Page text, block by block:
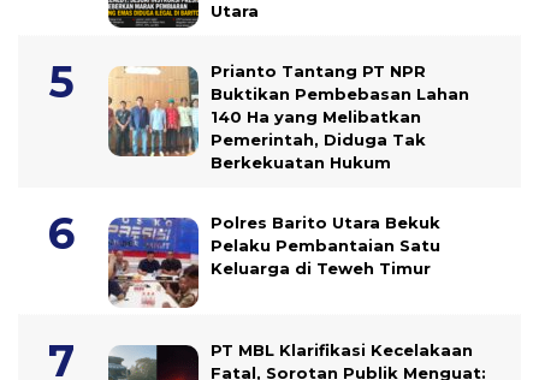
Utara
Prianto Tantang PT NPR
Buktikan Pembebasan Lahan
140 Ha yang Melibatkan
Pemerintah, Diduga Tak
Berkekuatan Hukum
Polres Barito Utara Bekuk
Pelaku Pembantaian Satu
Keluarga di Teweh Timur
PT MBL Klarifikasi Kecelakaan
Fatal, Sorotan Publik Menguat: